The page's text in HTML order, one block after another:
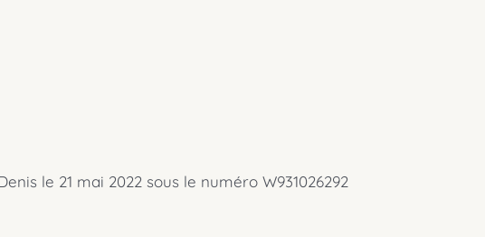
le 21 mai 2022 sous le numéro W931026292